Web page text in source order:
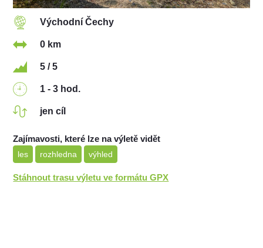
Východní Čechy
0 km
5 / 5
1 - 3 hod.
jen cíl
Zajímavosti, které lze na výletě vidět
les rozhledna výhled
Stáhnout trasu výletu ve formátu GPX